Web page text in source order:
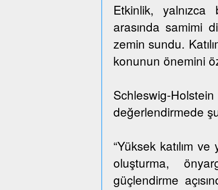
Etkinlik, yalnızca
arasında samimi
zemin sundu.
konunun önemini
Schleswig-
değerlendirmede
“Yüksek katılım
oluşturma,
güçlendirme